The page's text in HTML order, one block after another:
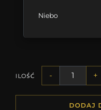
Niebo
ILOŚĆ - +
DODAJ